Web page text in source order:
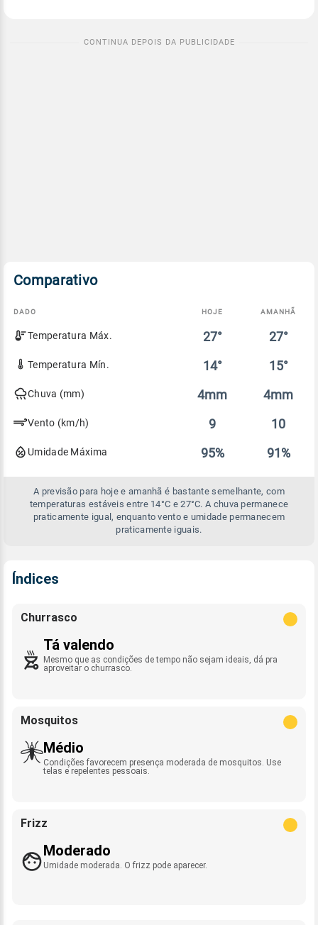
Comparativo
Comparativo
entre
previsão
hoje
DADO HOJE AMANHÃ
Temperatura Máx. 27° 27°
Temperatura Mín. 14° 15°
Chuva (mm) 4mm 4mm
Vento (km/h) 9 10
Umidade Máxima 95% 91%
A previsão para hoje e amanhã é bastante semelhante, com
temperaturas estáveis entre 14°C e 27°C. A chuva permanece
praticamente igual, enquanto vento e umidade permanecem
praticamente iguais.
Índices
Churrasco
Tá valendo
Mesmo que as condições de tempo não sejam ideais, dá pra
aproveitar o churrasco.
Mosquitos
Médio
Condições favorecem presença moderada de mosquitos. Use
telas e repelentes pessoais.
Frizz
Moderado
Umidade moderada. O frizz pode aparecer.